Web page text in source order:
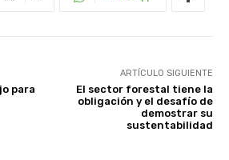
para
ARTÍCULO SIGUIENTE
El sector forestal tiene la
obligación y el desafío de
demostrar su
sustentabilidad